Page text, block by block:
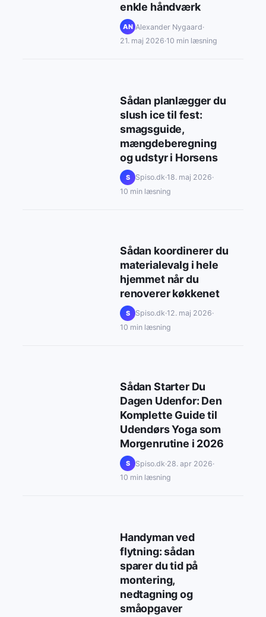
enkle håndværk
AN Alexander Nygaard·
21. maj 2026·10 min læsning
Sådan planlægger du
slush ice til fest:
smagsguide,
mængdeberegning
og udstyr i Horsens
S Spiso.dk·18. maj 2026·
10 min læsning
Sådan koordinerer du
materialevalg i hele
hjemmet når du
renoverer køkkenet
S Spiso.dk·12. maj 2026·
10 min læsning
Sådan Starter Du
Dagen Udenfor: Den
Komplette Guide til
Udendørs Yoga som
Morgenrutine i 2026
S Spiso.dk·28. apr 2026·
10 min læsning
Handyman ved
flytning: sådan
sparer du tid på
montering,
nedtagning og
småopgaver